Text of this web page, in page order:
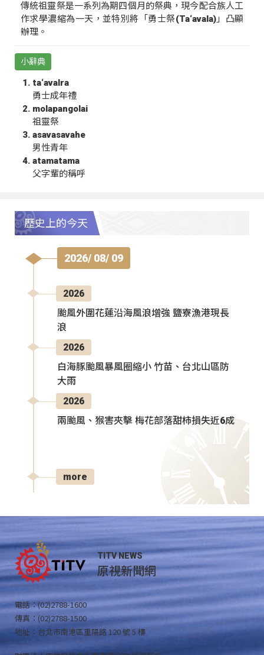
傳統祖靈祭是一系列為期四個月的祭典，現今配合族人工
作求學濃縮為一天，並特別將「勇士祭(Ta‘avala)」凸顯
辦理。
小辭典
ta‘avalra
勇士成年禮
molapangolai
祖靈祭
asavasavahe
男性青年
atamatama
父字輩的稱呼
歷史上的今天
2026/ 08/ 09
2026
颱風外圍花蓮沿海風浪增強 鹽寮漁港現長
浪
2026
白海豚颱風暴風圈縮小 竹苗、台北山區防
大雨
2026
兩颱風、猴害夾擊 梅花部落甜柿損失近6成
more
TITV NEWS
原視新聞網
電話：(02)2788-1600
傳真：(02)2788-1500
地址：台北市南港區重陽路 120 號 5 樓